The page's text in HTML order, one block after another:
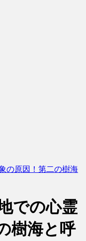
の原因！第二の樹海
での心霊
樹海と呼